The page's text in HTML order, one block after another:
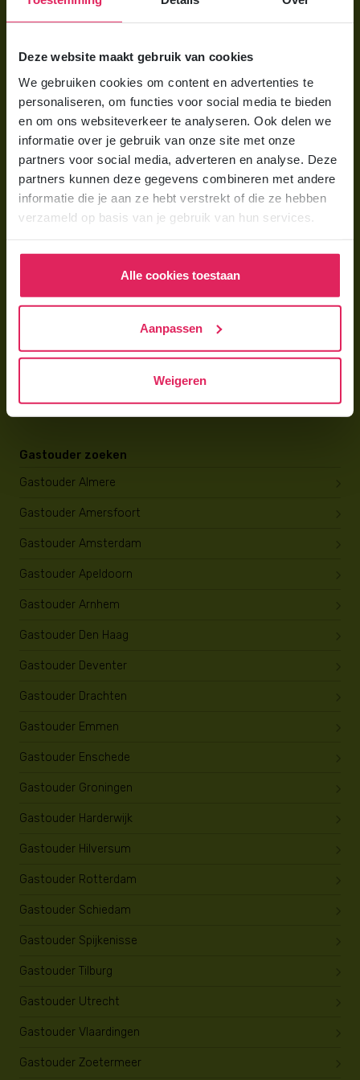
Deze website maakt gebruik van cookies
We gebruiken cookies om content en advertenties te
personaliseren, om functies voor social media te bieden
en om ons websiteverkeer te analyseren. Ook delen we
informatie over je gebruik van onze site met onze
partners voor social media, adverteren en analyse. Deze
partners kunnen deze gegevens combineren met andere
informatie die je aan ze hebt verstrekt of die ze hebben
verzameld op basis van je gebruik van hun services.
Alle cookies toestaan
Aanpassen
Weigeren
Wat kost een gastouder?
Voor gastouders
Gastouder worden bij 4Kids
Opleiding tot gastouder
Gastouder zoeken
Gastouder Almere
Gastouder Amersfoort
Gastouder Amsterdam
Gastouder Apeldoorn
Gastouder Arnhem
Gastouder Den Haag
Gastouder Deventer
Gastouder Drachten
Gastouder Emmen
Gastouder Enschede
Gastouder Groningen
Gastouder Harderwijk
Gastouder Hilversum
Gastouder Rotterdam
Gastouder Schiedam
Gastouder Spijkenisse
Gastouder Tilburg
Gastouder Utrecht
Gastouder Vlaardingen
Gastouder Zoetermeer